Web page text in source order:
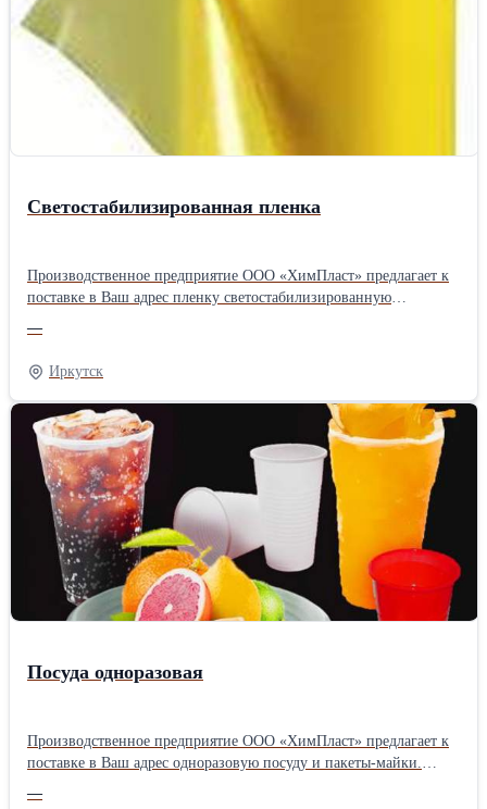
полиолефиновых гранул в силу отсутствия вредных
составляющих.Производитель: Собственное производство
Светостабилизированная пленка
Производственное предприятие ООО «ХимПласт» предлагает к
поставке в Ваш адрес пленку светостабилизированную
—
Иркутск
Посуда одноразовая
Производственное предприятие ООО «ХимПласт» предлагает к
поставке в Ваш адрес одноразовую посуду и пакеты-майки.
—